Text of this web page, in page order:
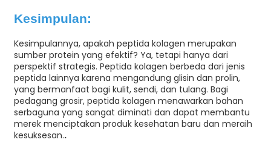
Kesimpulan:
Kesimpulannya, apakah peptida kolagen merupakan
sumber protein yang efektif? Ya, tetapi hanya dari
perspektif strategis. Peptida kolagen berbeda dari jenis
peptida lainnya karena mengandung glisin dan prolin,
yang bermanfaat bagi kulit, sendi, dan tulang. Bagi
pedagang grosir, peptida kolagen menawarkan bahan
serbaguna yang sangat diminati dan dapat membantu
merek menciptakan produk kesehatan baru dan meraih
kesuksesan..